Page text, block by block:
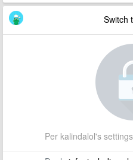
Switch
Per kalindalol's